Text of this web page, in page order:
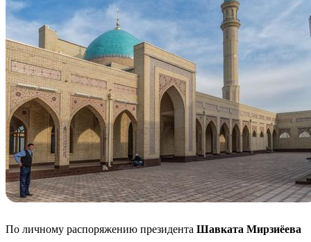
По личному распоряжению президента Шавката Мирзиёева